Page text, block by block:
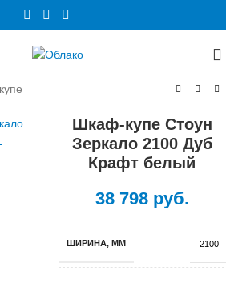
Шкаф-купе Стоун
Зеркало 2100 Дуб
Крафт белый
38 798руб.
ШИРИНА, ММ 2100